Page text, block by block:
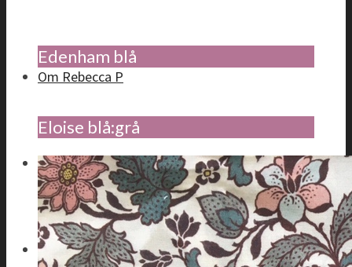
Om Rebecca P
Faq
Kontakt
Edenham blå
Eloise blå:grå